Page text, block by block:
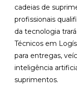
cadeias de
profissionais
da tecnologia
Técnicos em
para entregas,
inteligência
suprimentos.